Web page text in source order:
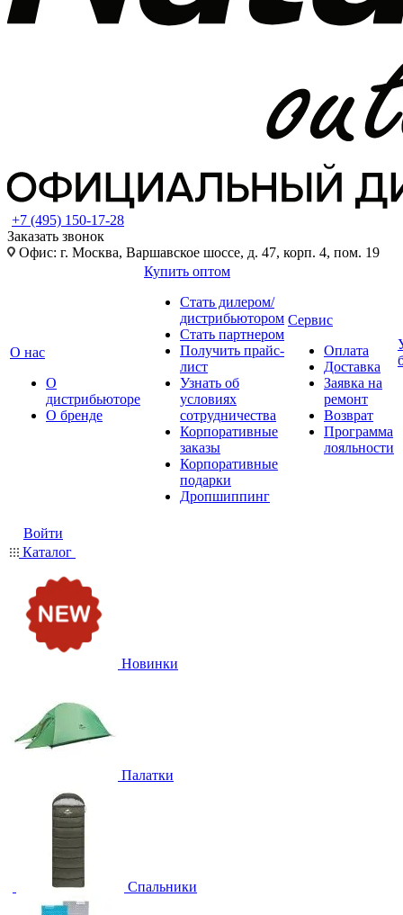
+7 (495) 150-17-28
Заказать звонок
Офис: г. Москва, Варшавское шоссе, д. 47, корп. 4, пом. 19
О нас
О
дистрибьюторе
О бренде
Купить оптом
Стать дилером/
дистрибьютором
Стать партнером
Получить прайс-
лист
Узнать об
условиях
сотрудничества
Корпоративные
заказы
Корпоративные
подарки
Дропшиппинг
Сервис
Оплата
Доставка
Заявка на
ремонт
Возврат
Программа
лояльности
Войти
Каталог
Новинки
Палатки
Спальники